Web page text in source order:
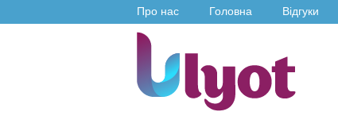
Про нас Головна Відгуки